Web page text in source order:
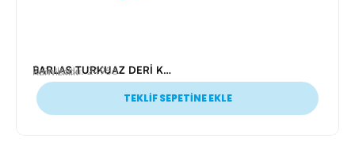
BARLAS TURKUAZ DERİ KARTVİZİTLİK
Ürün Kodu: 24956
Kartvizitlik
TEKLİF SEPETİNE EKLE